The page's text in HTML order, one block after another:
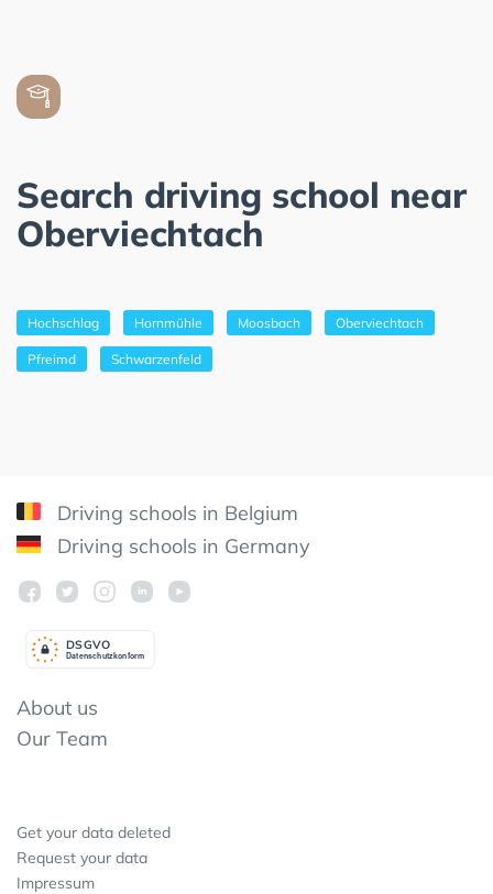
Search driving school near
Oberviechtach
Hochschlag Hornmühle Moosbach Oberviechtach
Pfreimd Schwarzenfeld
Driving schools in Belgium
Driving schools in Germany
Datenschutzkonform
DSGVO
About us
Our Team
Get your data deleted
Request your data
Impressum